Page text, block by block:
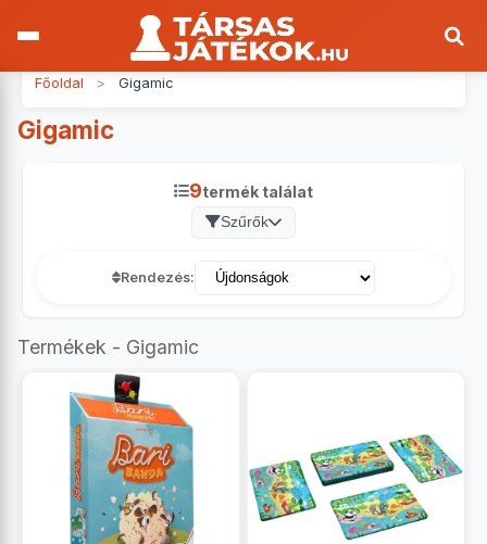
Főoldal > Gigamic
Gigamic
9termék találat
Szűrők
Rendezés:
Termékek - Gigamic